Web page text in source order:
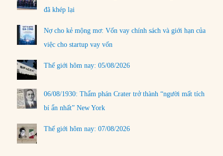
đã khép lại
Nợ cho kẻ mộng mơ: Vốn vay chính sách và giới hạn của
việc cho startup vay vốn
Thế giới hôm nay: 05/08/2026
06/08/1930: Thẩm phán Crater trở thành “người mất tích
bí ẩn nhất” New York
Thế giới hôm nay: 07/08/2026